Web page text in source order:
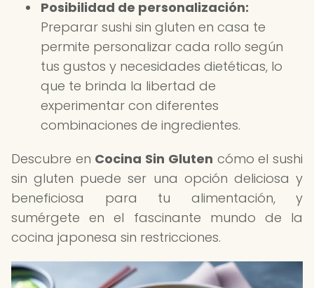
Posibilidad de personalización:
Preparar sushi sin gluten en casa te
permite personalizar cada rollo según
tus gustos y necesidades dietéticas, lo
que te brinda la libertad de
experimentar con diferentes
combinaciones de ingredientes.
Descubre en Cocina Sin Gluten cómo el sushi
sin gluten puede ser una opción deliciosa y
beneficiosa para tu alimentación, y
sumérgete en el fascinante mundo de la
cocina japonesa sin restricciones.